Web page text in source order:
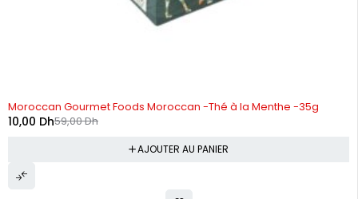
-83%
Moroccan Gourmet Foods Moroccan -Thé à la Menthe -35g
59,00Dh
10,00 Dh
AJOUTER AU PANIER